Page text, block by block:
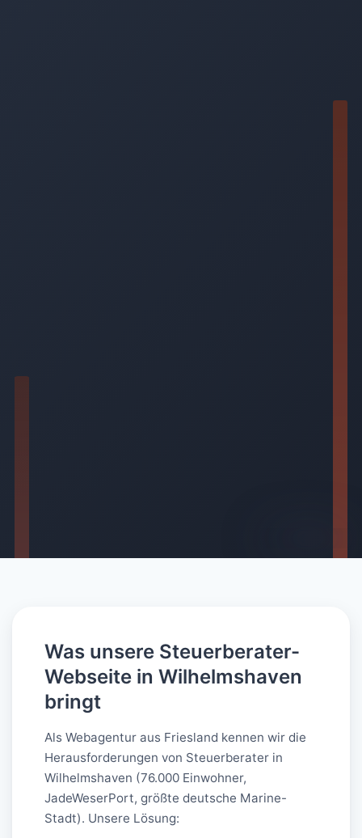
Was unsere Steuerberater-
Webseite in Wilhelmshaven
bringt
Als Webagentur aus Friesland kennen wir die
Herausforderungen von Steuerberater in
Wilhelmshaven (76.000 Einwohner,
JadeWeserPort, größte deutsche Marine-
Stadt). Unsere Lösung: